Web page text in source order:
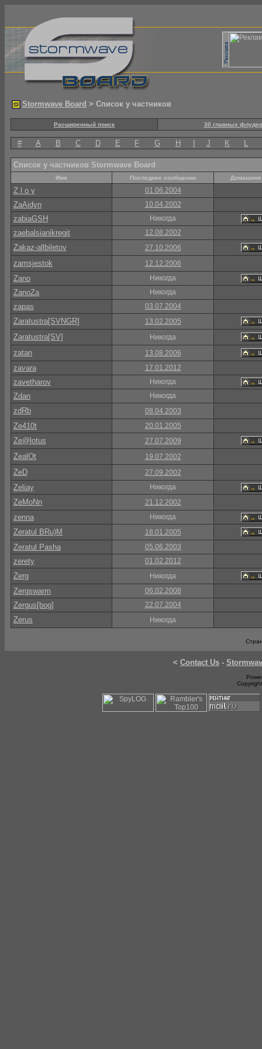
Stormwave Board > Список у частников
Расширенный поиск 30 главных
# A B C D E F G H J K L
Список у частников Stormwave Board
Имя Последнее сообщение Домашняя
Z l o y 01.06.2004
ZaAidyn 10.04.2002
zabiaGSH Никогда
zaebalsianikregit 12.08.2002
Zakaz-allbiletov 27.10.2006
zamsjestok 12.12.2006
Zano Никогда
ZanoZa Никогда
zapas 03.07.2004
Zaratustra[SVNGR] 13.02.2005
Zaratustra[SV] Никогда
zatan 13.08.2006
zavara 17.01.2012
zavetharov Никогда
Zdan Никогда
zdRb 08.04.2003
Ze410t 20.01.2005
Ze@lotus 27.07.2009
ZealOt 19.07.2002
ZeD 27.09.2002
Zeliay Никогда
ZeMoNn 21.12.2002
zenna Никогда
Zeratul BRu)M 18.01.2005
Zeratul Pasha 05.06.2003
zerety 01.02.2012
Zerg Никогда
Zergswarm 06.02.2008
Zergus[bog] 22.07.2004
Zerus Никогда
< Contact Us -